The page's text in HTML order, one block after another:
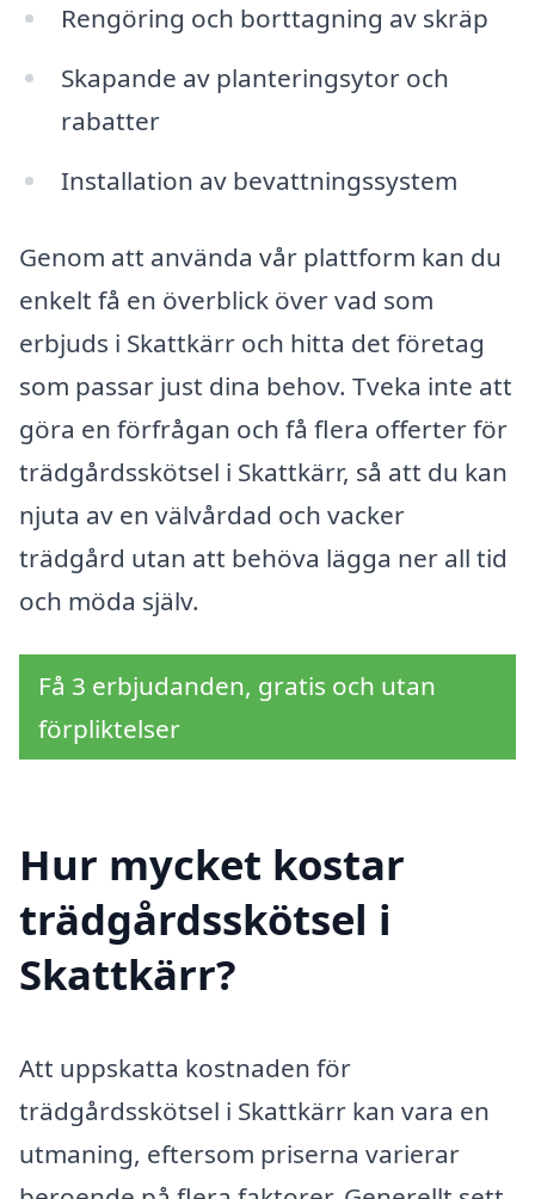
Rengöring och borttagning av skräp
Skapande av planteringsytor och
rabatter
Installation av bevattningssystem
Genom att använda vår plattform kan du
enkelt få en överblick över vad som
erbjuds i Skattkärr och hitta det företag
som passar just dina behov. Tveka inte att
göra en förfrågan och få flera offerter för
trädgårdsskötsel i Skattkärr, så att du kan
njuta av en välvårdad och vacker
trädgård utan att behöva lägga ner all tid
och möda själv.
Få 3 erbjudanden, gratis och utan
förpliktelser
Hur mycket kostar
trädgårdsskötsel i
Skattkärr?
Att uppskatta kostnaden för
trädgårdsskötsel i Skattkärr kan vara en
utmaning, eftersom priserna varierar